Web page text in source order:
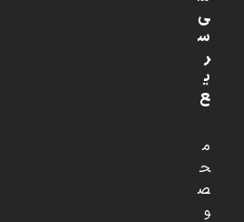
ی
س
ر
ی
ع
م
ح
ص
و